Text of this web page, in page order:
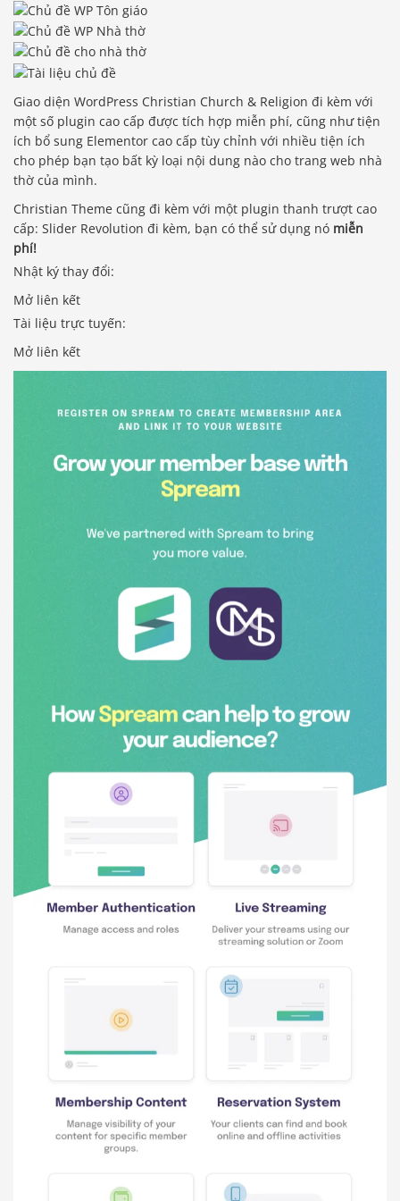
Giao diện WordPress Christian Church & Religion đi kèm với
một số plugin cao cấp được tích hợp miễn phí, cũng như tiện
ích bổ sung Elementor cao cấp tùy chỉnh với nhiều tiện ích
cho phép bạn tạo bất kỳ loại nội dung nào cho trang web nhà
thờ của mình.
Christian Theme cũng đi kèm với một plugin thanh trượt cao
cấp: Slider Revolution đi kèm, bạn có thể sử dụng nó miễn
phí!
Nhật ký thay đổi:
Mở liên kết
Tài liệu trực tuyến:
Mở liên kết